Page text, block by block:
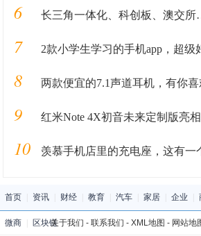
6 长三角一体化、科创板、澳交所……黄奇帆做客“陆家嘴
7 2款小学生学习的手机app，超级好用（强
8 两款便宜的7.1声道耳机，有你喜
9 红米Note 4X初音未来定制版亮
10 羡慕手机店里的充电座，这有一
首页 资讯 财经 教育 汽车 家居 企业
微商 区块链关于我们 - 联系我们 - XML地图 - 网站地